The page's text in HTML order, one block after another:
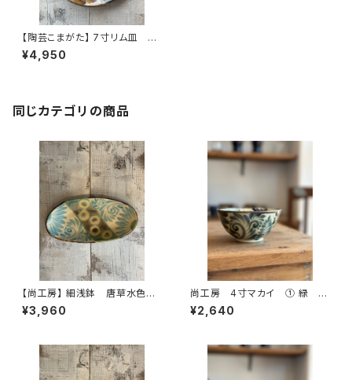
【陶芸こまがた】 7寸リム皿 や
ちむん
¥4,950
同じカテゴリの商品
【尚工房】 細浅鉢 唐草水色
やちむん
¥3,960
尚工房 4寸マカイ ① 緑
やちむん
¥2,640